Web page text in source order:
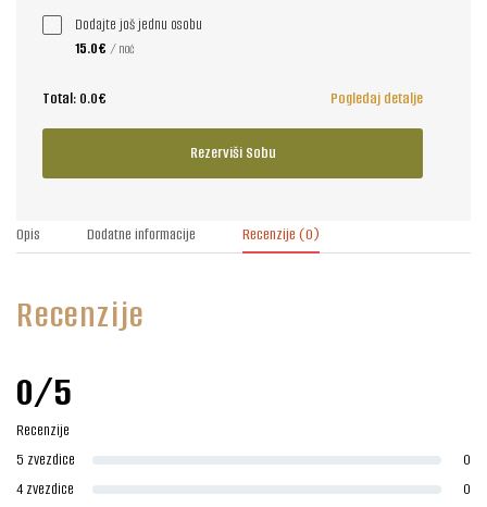
Opis Dodatne informacije Recenzije (0)
Recenzije
0/5
Recenzije
5 zvezdice
0
4 zvezdice
0
Dodajte još jednu osobu
15.0€ / noć
Total: 0.0€ Pogledaj detalje
Rezerviši Sobu